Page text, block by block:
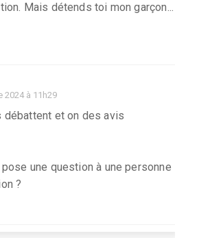
Mais détends toi mon garçon...
2024 à 11h29
débattent et on des avis
pose une question à une personne
?